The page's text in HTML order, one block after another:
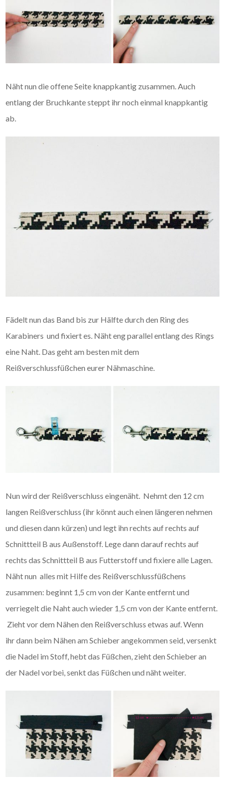
Näht nun die offene Seite knappkantig zusammen. Auch
entlang der Bruchkante steppt ihr noch einmal knappkantig
ab.
Fädelt nun das Band bis zur Hälfte durch den Ring des
Karabiners und fixiert es. Näht eng parallel entlang des Rings
eine Naht. Das geht am besten mit dem
Reißverschlussfüßchen eurer Nähmaschine.
Nun wird der Reißverschluss eingenäht. Nehmt den 12 cm
langen Reißverschluss (ihr könnt auch einen längeren nehmen
und diesen dann kürzen) und legt ihn rechts auf rechts auf
Schnittteil B aus Außenstoff. Lege dann darauf rechts auf
rechts das Schnittteil B aus Futterstoff und fixiere alle Lagen.
Näht nun alles mit Hilfe des Reißverschlussfüßchens
zusammen: beginnt 1,5 cm von der Kante entfernt und
verriegelt die Naht auch wieder 1,5 cm von der Kante entfernt.
Zieht vor dem Nähen den Reißverschluss etwas auf. Wenn
ihr dann beim Nähen am Schieber angekommen seid, versenkt
die Nadel im Stoff, hebt das Füßchen, zieht den Schieber an
der Nadel vorbei, senkt das Füßchen und näht weiter.